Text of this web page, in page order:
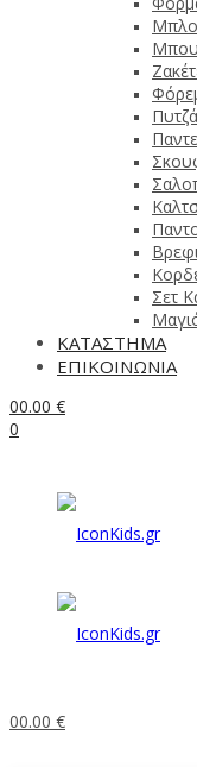
Σετ
ΚΑΤΑΣΤΗΜΑ
ΕΠΙΚΟΙΝΩΝΙΑ
00.00 €
0
00.00 €